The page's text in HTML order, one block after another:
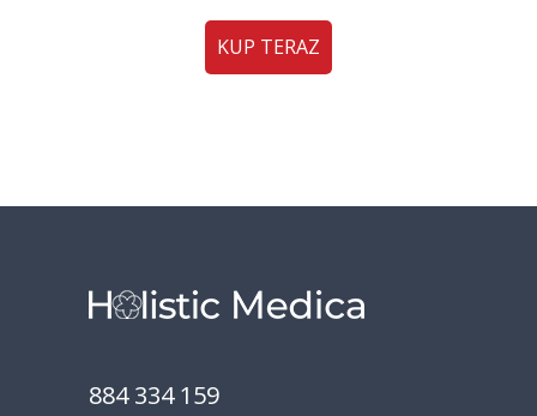
KUP TERAZ
884 334 159